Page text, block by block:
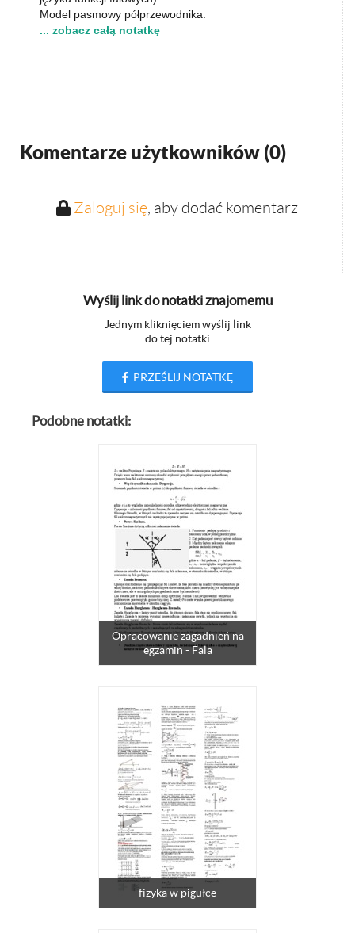
Model pasmowy półprzewodnika.
... zobacz całą notatkę
Komentarze użytkowników (0)
Zaloguj się, aby dodać komentarz
Wyślij link do notatki znajomemu
Jednym kliknięciem wyślij link
do tej notatki
PRZEŚLIJ NOTATKĘ
Podobne notatki:
Opracowanie zagadnień na
egzamin - Fala
fizyka w pigułce